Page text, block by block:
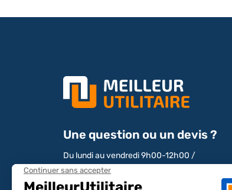
Une question ou un devis ?
Du lundi au vendredi 9h00-12h00 /
13h00-17h00